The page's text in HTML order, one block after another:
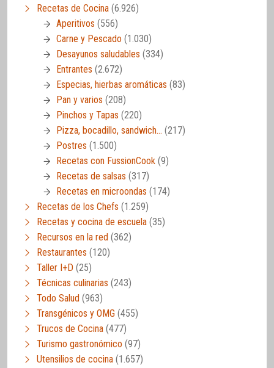
Recetas de Cocina (6.926)
Aperitivos (556)
Carne y Pescado (1.030)
Desayunos saludables (334)
Entrantes (2.672)
Especias, hierbas aromáticas (83)
Pan y varios (208)
Pinchos y Tapas (220)
Pizza, bocadillo, sandwich… (217)
Postres (1.500)
Recetas con FussionCook (9)
Recetas de salsas (317)
Recetas en microondas (174)
Recetas de los Chefs (1.259)
Recetas y cocina de escuela (35)
Recursos en la red (362)
Restaurantes (120)
Taller I+D (25)
Técnicas culinarias (243)
Todo Salud (963)
Transgénicos y OMG (455)
Trucos de Cocina (477)
Turismo gastronómico (97)
Utensilios de cocina (1.657)